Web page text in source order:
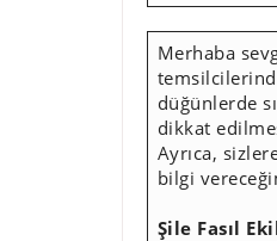
Merhaba
düğünlerde
dikkat
Ayrıca,
bilgi
Şile Fasıl